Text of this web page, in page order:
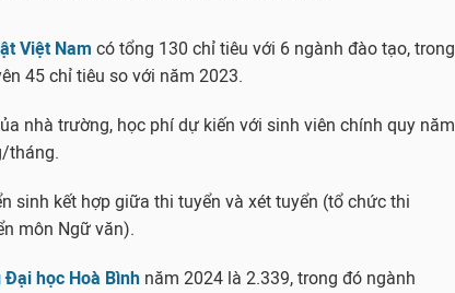
Việt Nam có tổng 130 chỉ tiêu với 6 ngành đào tạo, trong
45 chỉ tiêu so với năm 2023.
nhà trường, học phí dự kiến với sinh viên chính quy năm
tháng.
sinh kết hợp giữa thi tuyển và xét tuyển (tổ chức thi
môn Ngữ văn).
Đại học Hoà Bình năm 2024 là 2.339, trong đó ngành